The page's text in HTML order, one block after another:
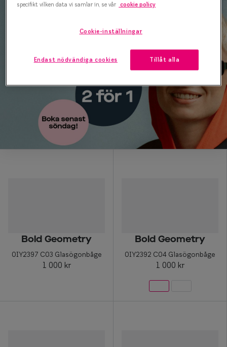
Bold Geometry
0IY2397 C03 Glasögonbåge
1 000 kr
Bold Geometry
0IY2392 C04 Glasögonbåge
1 000 kr
specifikt vilken data vi samlar in, se vår cookie policy
Cookie-inställningar
Endast nödvändiga cookies Tillåt alla